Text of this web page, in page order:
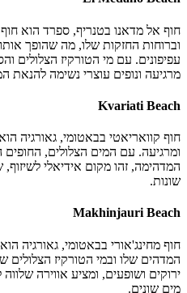
חוף אל מדאנו בטנריף, ספרד הוא חוף
וברוחות החזקות שלו, מה שהופך
עפיפונים. עם מי הטורקיז הצלולים
מרגיעה ונופים עוצרי נשימה להנאת
Kvariati Beach
חוף קוואריאטי בבאטומי, גאורגיה
ומרגיעה. עם המים הצלולים, החופים
המדהימה, זהו מקום אידיאלי לשיזוף,
שונות.
Makhinjauri Beach
חוף מחינג'אורי בבאטומי, גאורגיה
המדהים שלו ובמי הטורקיז הצלולים
ירוקים ושופעים, ומציע אווירה
מים שונים.